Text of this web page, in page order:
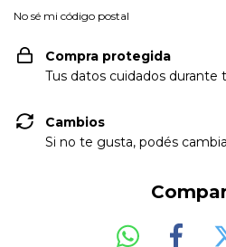
No sé mi código postal
Compra protegida
Tus datos cuidados durante
Cambios
Si no te gusta, podés